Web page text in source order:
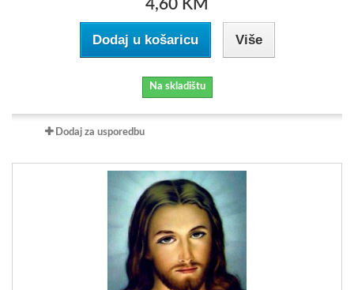
4,60 KM
Dodaj u košaricu Više
Na skladištu
Dodaj za usporedbu